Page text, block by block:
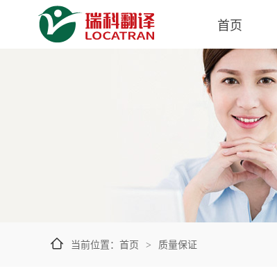
首页
当前位置： 首页 > 质量保证